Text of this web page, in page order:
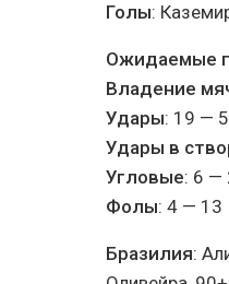
Голы:
Ожидаемые
Владение
Удары: 19 — 5
Удары в
Угловые: 6 —
Фолы: 4 — 13
Бразилия: